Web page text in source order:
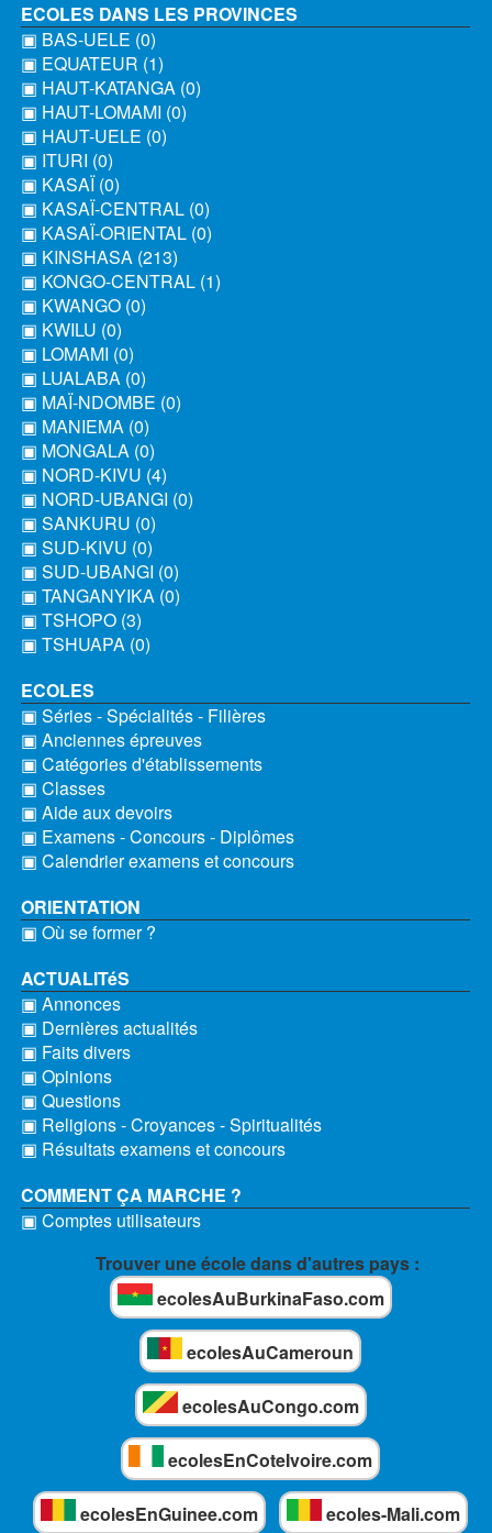
ECOLES DANS LES PROVINCES
▣ BAS-UELE (0)
▣ EQUATEUR (1)
▣ HAUT-KATANGA (0)
▣ HAUT-LOMAMI (0)
▣ HAUT-UELE (0)
▣ ITURI (0)
▣ KASAÏ (0)
▣ KASAÏ-CENTRAL (0)
▣ KASAÏ-ORIENTAL (0)
▣ KINSHASA (213)
▣ KONGO-CENTRAL (1)
▣ KWANGO (0)
▣ KWILU (0)
▣ LOMAMI (0)
▣ LUALABA (0)
▣ MAÏ-NDOMBE (0)
▣ MANIEMA (0)
▣ MONGALA (0)
▣ NORD-KIVU (4)
▣ NORD-UBANGI (0)
▣ SANKURU (0)
▣ SUD-KIVU (0)
▣ SUD-UBANGI (0)
▣ TANGANYIKA (0)
▣ TSHOPO (3)
▣ TSHUAPA (0)
ECOLES
▣ Séries - Spécialités - Filières
▣ Anciennes épreuves
▣ Catégories d'établissements
▣ Classes
▣ Aide aux devoirs
▣ Examens - Concours - Diplômes
▣ Calendrier examens et concours
ORIENTATION
▣ Où se former ?
ACTUALITéS
▣ Annonces
▣ Dernières actualités
▣ Faits divers
▣ Opinions
▣ Questions
▣ Religions - Croyances - Spiritualités
▣ Résultats examens et concours
COMMENT ÇA MARCHE ?
▣ Comptes utilisateurs
Trouver une école dans d'autres pays :
ecolesAuBurkinaFaso.com
ecolesAuCameroun
ecolesAuCongo.com
ecolesEnCoteIvoire.com
ecolesEnGuinee.com ecoles-Mali.com